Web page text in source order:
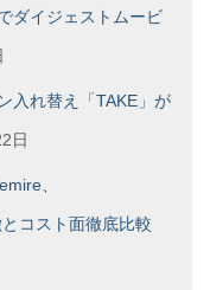
ダイジェストムービ
入れ替え「TAKE」が
日
、
コスト面徹底比較